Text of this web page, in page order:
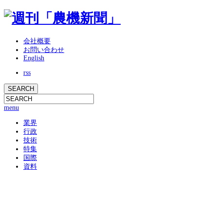
会社概要
お問い合わせ
English
rss
menu
業界
行政
技術
特集
国際
資料